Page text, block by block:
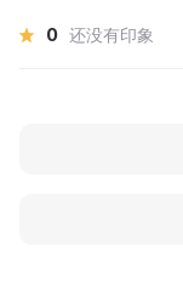
0 还没有印象